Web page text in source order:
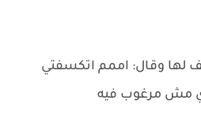
لها وقال: اممم اتكسفتي
مش مرغوب فيه